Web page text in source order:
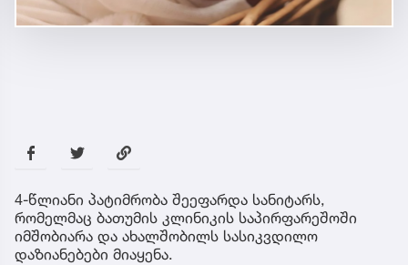
4-წლიანი პატიმრობა შეეფარდა სანიტარს,
რომელმაც ბათუმის კლინიკის საპირფარეშოში
იმშობიარა და ახალშობილს სასიკვდილო
დაზიანებები მიაყენა.